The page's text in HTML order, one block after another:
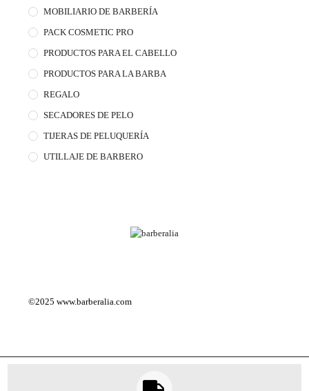
MOBILIARIO DE BARBERÍA
PACK COSMETIC PRO
PRODUCTOS PARA EL CABELLO
PRODUCTOS PARA LA BARBA
REGALO
SECADORES DE PELO
TIJERAS DE PELUQUERÍA
UTILLAJE DE BARBERO
©2025www.barberalia.com